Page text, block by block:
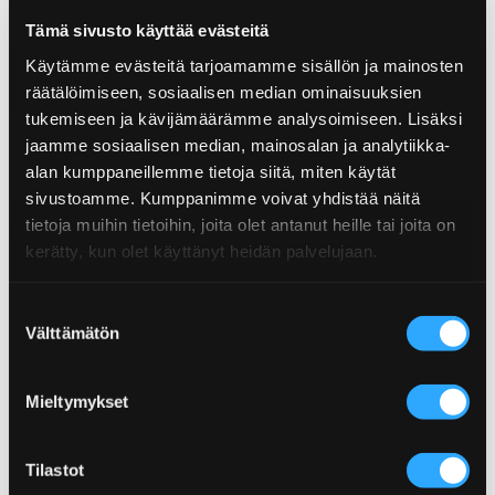
Tämä sivusto käyttää evästeitä
Käytämme evästeitä tarjoamamme sisällön ja mainosten
räätälöimiseen, sosiaalisen median ominaisuuksien
tukemiseen ja kävijämäärämme analysoimiseen. Lisäksi
jaamme sosiaalisen median, mainosalan ja analytiikka-
alan kumppaneillemme tietoja siitä, miten käytät
sivustoamme. Kumppanimme voivat yhdistää näitä
tietoja muihin tietoihin, joita olet antanut heille tai joita on
kerätty, kun olet käyttänyt heidän palvelujaan.
valinta
Välttämätön
Mieltymykset
Tilastot
Ravintosisältö
per 100g
Energiaa
1170,1kJ/277,1kcal
Rasvaa
4,9g
– josta tyydyttyneitä
0,5g
Hiilihydraatteja
50,0g
– josta sokeria
Tuotteen tiedot
Koko: 50 g
Tulisuus: Ei tulisuutta
EAN: 06430078921282
Herkullisen sopivia reseptejä
Näissä resepteissä olemme käyttäneet tätä
Texas naudanlihavartaat sienillä